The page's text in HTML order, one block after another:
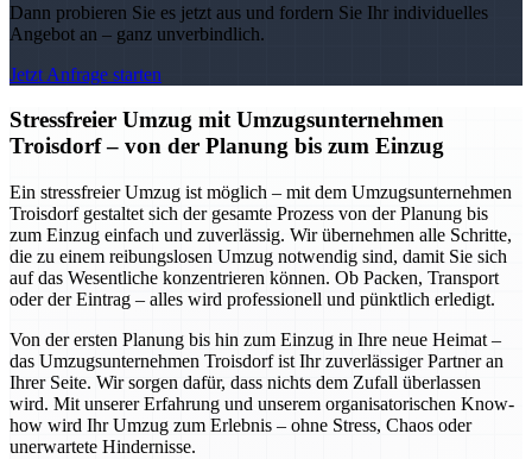
Dann probieren Sie es jetzt aus und fordern Sie Ihr individuelles
Angebot an – ganz unverbindlich.
Jetzt Anfrage starten
Stressfreier Umzug mit Umzugsunternehmen
Troisdorf – von der Planung bis zum Einzug
Ein stressfreier Umzug ist möglich – mit dem Umzugsunternehmen
Troisdorf gestaltet sich der gesamte Prozess von der Planung bis
zum Einzug einfach und zuverlässig. Wir übernehmen alle Schritte,
die zu einem reibungslosen Umzug notwendig sind, damit Sie sich
auf das Wesentliche konzentrieren können. Ob Packen, Transport
oder der Eintrag – alles wird professionell und pünktlich erledigt.
Von der ersten Planung bis hin zum Einzug in Ihre neue Heimat –
das Umzugsunternehmen Troisdorf ist Ihr zuverlässiger Partner an
Ihrer Seite. Wir sorgen dafür, dass nichts dem Zufall überlassen
wird. Mit unserer Erfahrung und unserem organisatorischen Know-
how wird Ihr Umzug zum Erlebnis – ohne Stress, Chaos oder
unerwartete Hindernisse.